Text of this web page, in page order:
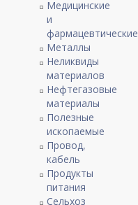
Медицинские
и
фармацевтические
Металлы
Неликвиды
материалов
Нефтегазовые
материалы
Полезные
ископаемые
Провод,
кабель
Продукты
питания
Сельхоз